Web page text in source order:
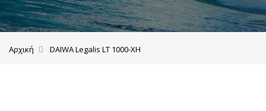
Αρχική DAIWA Legalis LT 1000-XH